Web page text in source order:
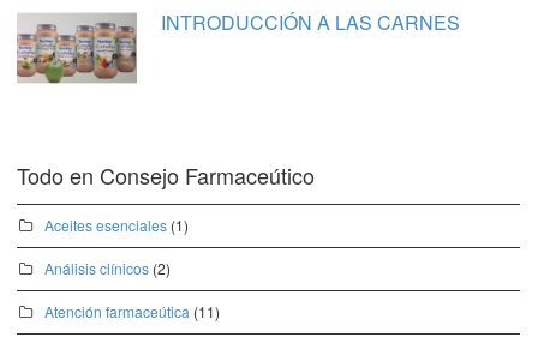
INTRODUCCIÓN A LAS CARNES
Todo en Consejo Farmaceútico
Aceites esenciales (1)
Análisis clínicos (2)
Atención farmaceútica (11)